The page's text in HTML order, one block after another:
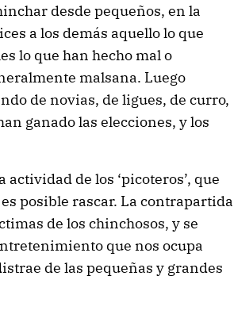
desde pequeños, en la
a los demás aquello lo que
lo que han hecho mal o
malsana. Luego
de novias, de ligues, de curro,
ganado las elecciones, y los
actividad de los ‘picoteros’, que
posible rascar. La contrapartida
de los chinchosos, y se
que nos ocupa
de las pequeñas y grandes